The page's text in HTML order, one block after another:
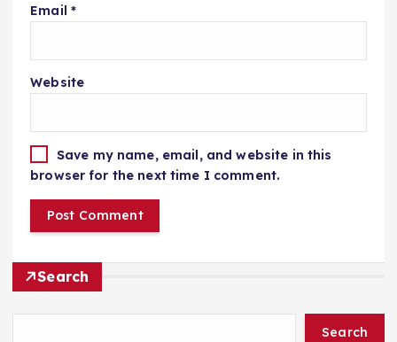
Email *
Website
Save my name, email, and website in this
browser for the next time I comment.
Search
Search